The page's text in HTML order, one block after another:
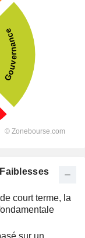
court terme, la
sur un